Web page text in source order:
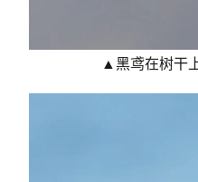
▲黑鸢在树干